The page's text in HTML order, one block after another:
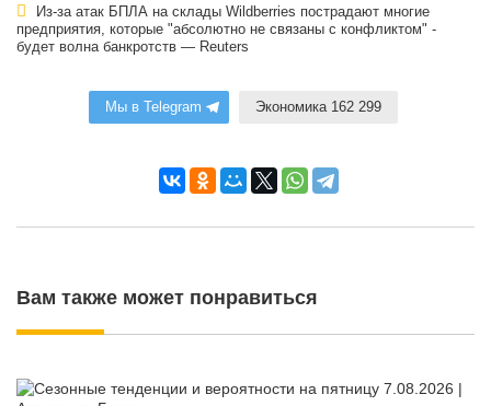
Из-за атак БПЛА на склады Wildberries пострадают многие
предприятия, которые "абсолютно не связаны с конфликтом" -
будет волна банкротств — Reuters
Мы в Telegram Экономика 162 299
Вам также может понравиться